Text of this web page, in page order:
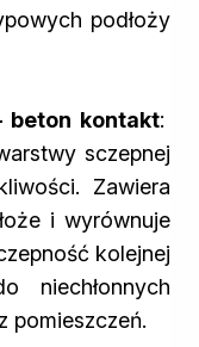
podłoży
kontakt:
sczepnej
Zawiera
i wyrównuje
kolejnej
niechłonnych
pomieszczeń.